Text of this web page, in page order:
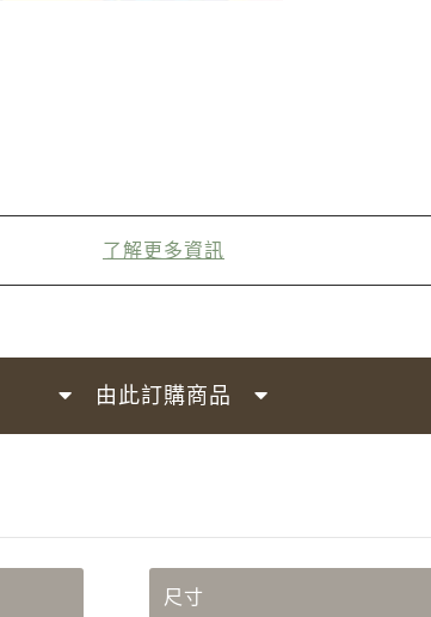
了解更多資訊
由此訂購商品
尺寸